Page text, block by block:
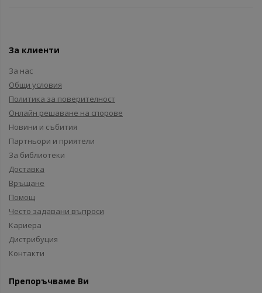
За клиенти
За нас
Общи условия
Политика за поверителност
Онлайн решаване на спорове
Новини и събития
Партньори и приятели
За библиотеки
Доставка
Връщане
Помощ
Често задавани въпроси
Кариера
Дистрибуция
Контакти
Препоръчваме Ви